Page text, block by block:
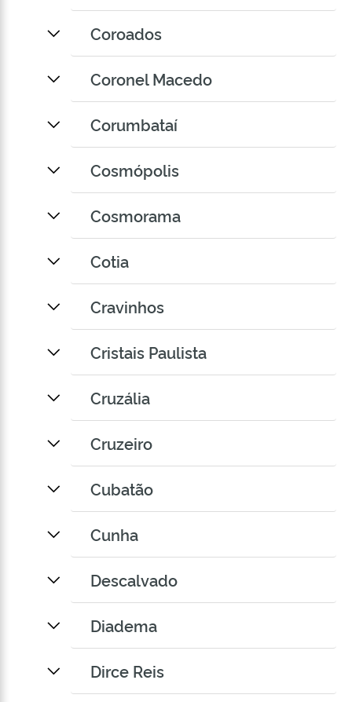
Coroados
Coronel Macedo
Corumbataí
Cosmópolis
Cosmorama
Cotia
Cravinhos
Cristais Paulista
Cruzália
Cruzeiro
Cubatão
Cunha
Descalvado
Diadema
Dirce Reis